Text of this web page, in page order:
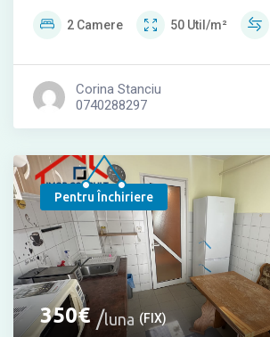
2 Camere 50 Util/m²
Corina Stanciu
0740288297
Pentru Închiriere
350€ luna (FIX)